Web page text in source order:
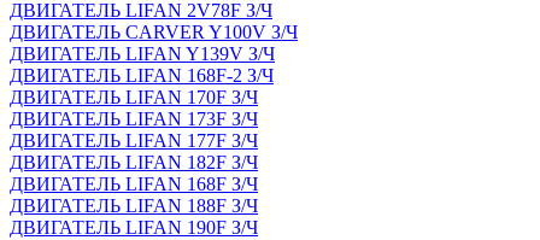
ДВИГАТЕЛЬ LIFAN 2V78F З/Ч
ДВИГАТЕЛЬ CARVER Y100V З/Ч
ДВИГАТЕЛЬ LIFAN Y139V З/Ч
ДВИГАТЕЛЬ LIFAN 168F-2 З/Ч
ДВИГАТЕЛЬ LIFAN 170F З/Ч
ДВИГАТЕЛЬ LIFAN 173F З/Ч
ДВИГАТЕЛЬ LIFAN 177F З/Ч
ДВИГАТЕЛЬ LIFAN 182F З/Ч
ДВИГАТЕЛЬ LIFAN 168F З/Ч
ДВИГАТЕЛЬ LIFAN 188F З/Ч
ДВИГАТЕЛЬ LIFAN 190F З/Ч